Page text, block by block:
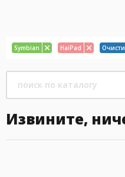
Symbian HaiPad
Извините,